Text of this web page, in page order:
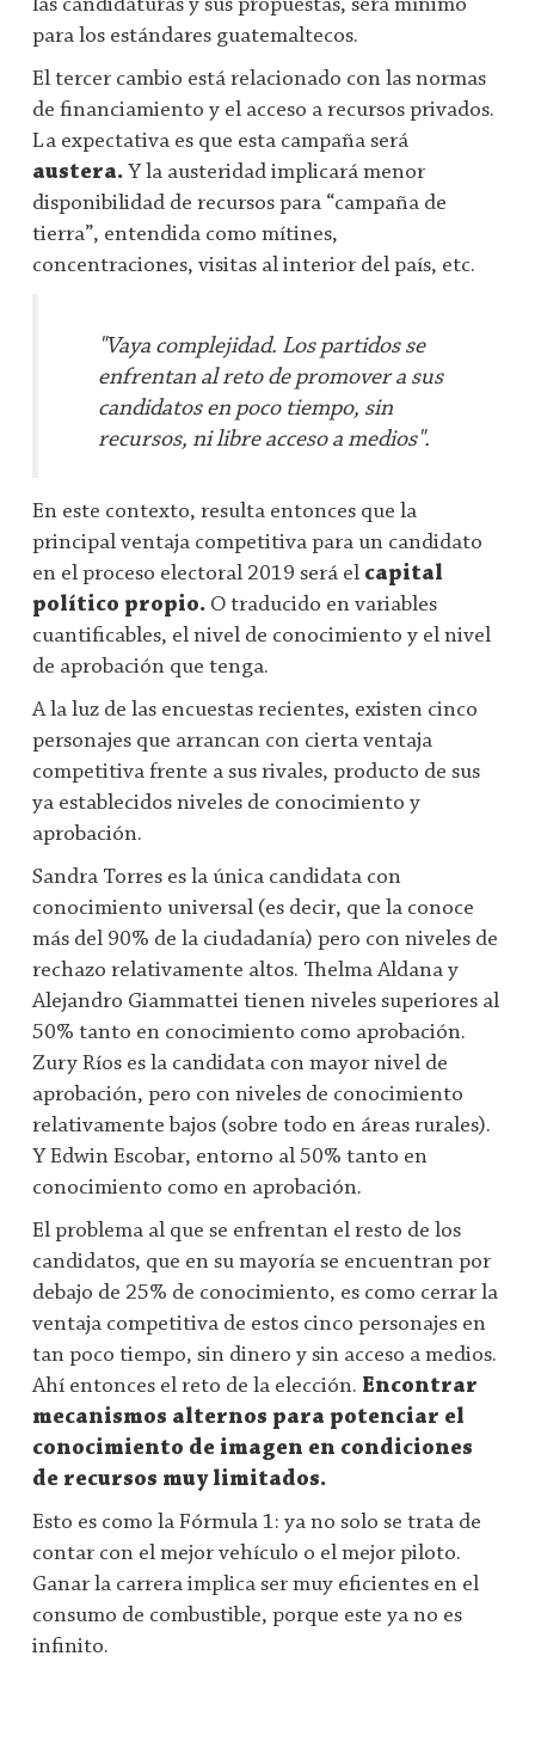
las candidaturas y sus propuestas, será mínimo
para los estándares guatemaltecos.
El tercer cambio está relacionado con las normas
de financiamiento y el acceso a recursos privados.
La expectativa es que esta campaña será
austera. Y la austeridad implicará menor
disponibilidad de recursos para “campaña de
tierra”, entendida como mítines,
concentraciones, visitas al interior del país, etc.
"Vaya complejidad. Los partidos se
enfrentan al reto de promover a sus
candidatos en poco tiempo, sin
recursos, ni libre acceso a medios".
En este contexto, resulta entonces que la
principal ventaja competitiva para un candidato
en el proceso electoral 2019 será el capital
político propio. O traducido en variables
cuantificables, el nivel de conocimiento y el nivel
de aprobación que tenga.
A la luz de las encuestas recientes, existen cinco
personajes que arrancan con cierta ventaja
competitiva frente a sus rivales, producto de sus
ya establecidos niveles de conocimiento y
aprobación.
Sandra Torres es la única candidata con
conocimiento universal (es decir, que la conoce
más del 90% de la ciudadanía) pero con niveles de
rechazo relativamente altos. Thelma Aldana y
Alejandro Giammattei tienen niveles superiores al
50% tanto en conocimiento como aprobación.
Zury Ríos es la candidata con mayor nivel de
aprobación, pero con niveles de conocimiento
relativamente bajos (sobre todo en áreas rurales).
Y Edwin Escobar, entorno al 50% tanto en
conocimiento como en aprobación.
El problema al que se enfrentan el resto de los
candidatos, que en su mayoría se encuentran por
debajo de 25% de conocimiento, es como cerrar la
ventaja competitiva de estos cinco personajes en
tan poco tiempo, sin dinero y sin acceso a medios.
Ahí entonces el reto de la elección. Encontrar
mecanismos alternos para potenciar el
conocimiento de imagen en condiciones
de recursos muy limitados.
Esto es como la Fórmula 1: ya no solo se trata de
contar con el mejor vehículo o el mejor piloto.
Ganar la carrera implica ser muy eficientes en el
consumo de combustible, porque este ya no es
infinito.